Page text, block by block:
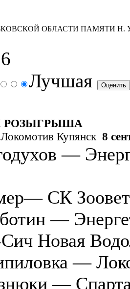
ОБЛАСТИ ПАМЯТИ
Лучшая
РОЗЫГРЫША
Купянск 8
—
СК
—
Новая
—